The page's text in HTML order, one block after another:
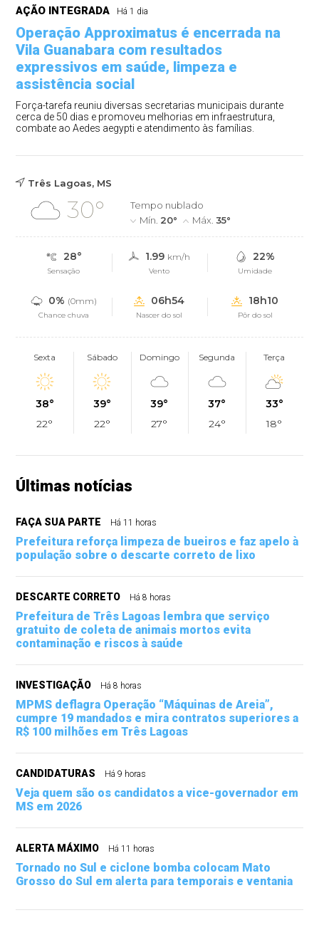
AÇÃO INTEGRADA Há 1 dia
Operação Approximatus é encerrada na
Vila Guanabara com resultados
expressivos em saúde, limpeza e
assistência social
Força-tarefa reuniu diversas secretarias municipais durante
cerca de 50 dias e promoveu melhorias em infraestrutura,
combate ao Aedes aegypti e atendimento às famílias.
Três Lagoas, MS
30°
Tempo nublado
Mín. 20° Máx.35°
28°
Sensação
1.99 km/h
Vento
22%
Umidade
0% (0mm)
Chance chuva
06h54
Nascer do sol
18h10
Pôr do sol
Sexta
38°
22°
Sábado
39°
22°
Domingo
39°
27°
Segunda
37°
24°
Terça
33°
18°
Últimas notícias
FAÇA SUA PARTE Há 11 horas
Prefeitura reforça limpeza de bueiros e faz apelo à
população sobre o descarte correto de lixo
DESCARTE CORRETO Há 8 horas
Prefeitura de Três Lagoas lembra que serviço
gratuito de coleta de animais mortos evita
contaminação e riscos à saúde
INVESTIGAÇÃO Há 8 horas
MPMS deflagra Operação “Máquinas de Areia”,
cumpre 19 mandados e mira contratos superiores a
R$ 100 milhões em Três Lagoas
CANDIDATURAS Há 9 horas
Veja quem são os candidatos a vice-governador em
MS em 2026
ALERTA MÁXIMO Há 11 horas
Tornado no Sul e ciclone bomba colocam Mato
Grosso do Sul em alerta para temporais e ventania